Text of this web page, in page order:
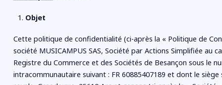
Objet
Cette politique de confidentialité (ci-après la « Politique de
société MUSICAMPUS SAS, Société par Actions Simplifiée au
Registre du Commerce et des Sociétés de Besançon sous le
intracommunautaire suivant : FR 60885407189 et dont le